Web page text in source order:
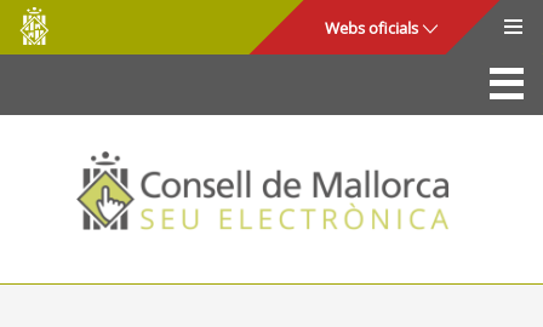
Salta al contingut principal
Consell
de
Mallorca
Webs oficials
La Seu
Consell de Mallorca
Accés i seguretat
Utilitats